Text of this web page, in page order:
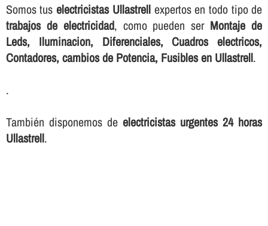
Somos tuselectricistas Ullastrellexpertos en todo tipo de
trabajos de electricidad, como pueden ser Montaje de
Leds, Iluminacion, Diferenciales, Cuadros electricos,
Contadores, cambios de Potencia, Fusibles en Ullastrell.
.
También disponemos de electricistas urgentes 24 horas
Ullastrell.